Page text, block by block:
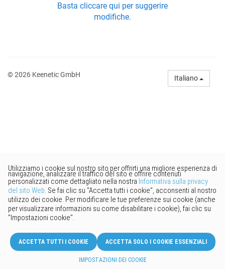
Basta cliccare qui per suggerire
modifiche.
© 2026 Keenetic GmbH Italiano